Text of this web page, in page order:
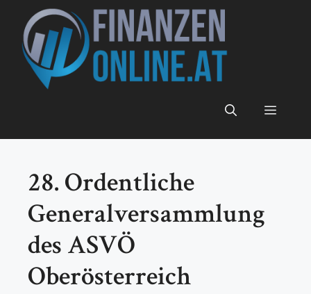
Inhalt
springen
Menü
28. Ordentliche
Generalversammlung
des ASVÖ
Oberösterreich